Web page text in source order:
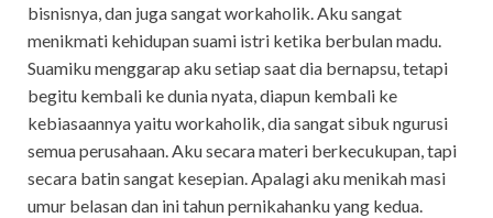
bisnisnya, dan juga sangat workaholik. Aku sangat
menikmati kehidupan suami istri ketika berbulan madu.
Suamiku menggarap aku setiap saat dia bernapsu, tetapi
begitu kembali ke dunia nyata, diapun kembali ke
kebiasaannya yaitu workaholik, dia sangat sibuk ngurusi
semua perusahaan. Aku secara materi berkecukupan, tapi
secara batin sangat kesepian. Apalagi aku menikah masi
umur belasan dan ini tahun pernikahanku yang kedua.